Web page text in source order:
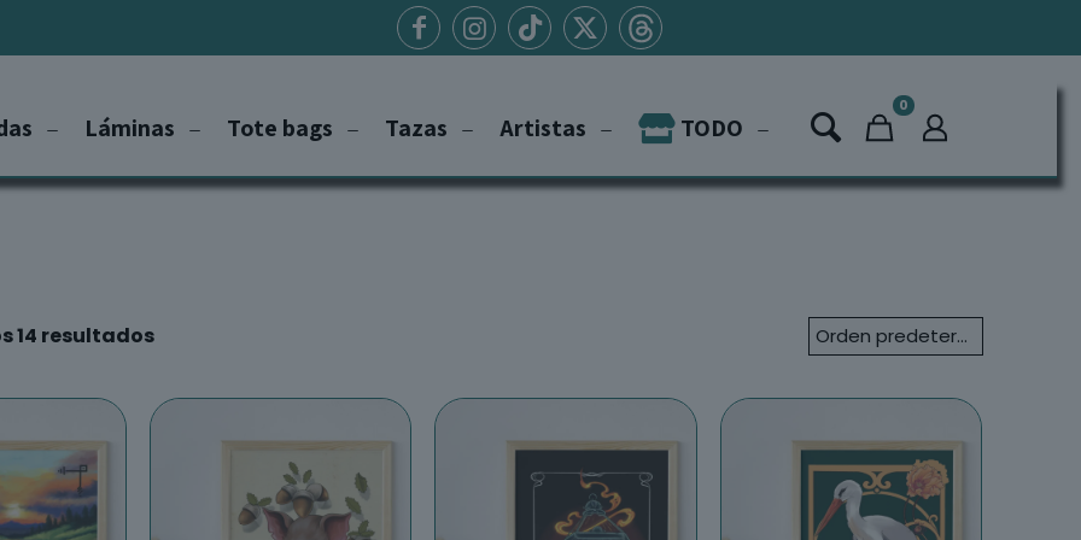
Láminas Tote bags Tazas Artistas TODO
0
14 resultados